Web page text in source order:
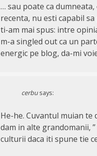
… sau poate ca dumneata,
recenta, nu esti capabil
ti-am mai spus: intre
m-a singled out ca un
energic pe blog, da-mi
cerbu says:
He-he. Cuvantul muian te
dam in alte grandomanii,
culturii daca iti spune tie